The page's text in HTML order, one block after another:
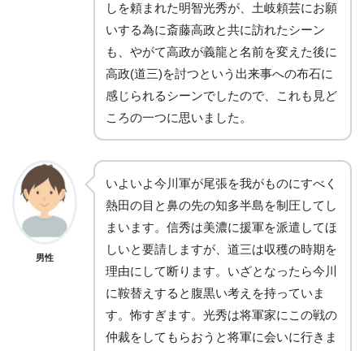
しを頼まれた明智光秀が、土岐頼芸にお願
いする為に斎藤高政と共に訪れたシーン
も、やがて高政が義龍と名前を変えた後に
高政(道三)を討つという出来事への布石に
感じられるシーンでしたので、これも見ど
ころの一つに思いました。
男性
いよいよ今川軍が尾張を我がものにすべく
熱田の目と鼻の先の知多半島を制圧してし
まいます。信秀は美濃に援軍を派遣してほ
しいと要請しますが、道三は収穫の時期を
理由にして断ります。いざとなったら今川
に鞍替えすると腹黒い考えを持っていま
す。怖すぎます。光秀は将軍家にこの戦の
仲裁をしてもらおうと将軍に会いに行きま